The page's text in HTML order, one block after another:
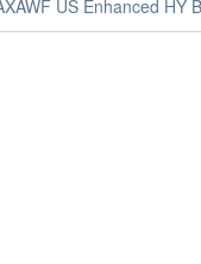
US Enhanced HY